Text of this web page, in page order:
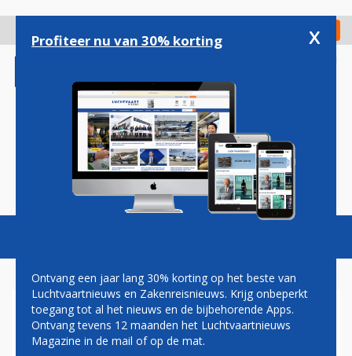
gaan
Check in
Magazine Podcasts Vacatures
ASWOLK HOUDT
LUCHTHAVEN BALI TOT
Profiteer nu van 30% korting x
Ontvang een jaar lang 30% korting op het beste van
Luchtvaartnieuws en Zakenreisnieuws. Krijg onbeperkt
toegang tot al het nieuws en de bijbehorende Apps.
Ontvang tevens 12 maanden het Luchtvaartnieuws
Magazine in de mail of op de mat.